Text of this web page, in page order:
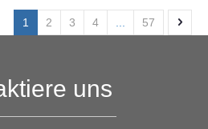
1 2 3 4 57
uns